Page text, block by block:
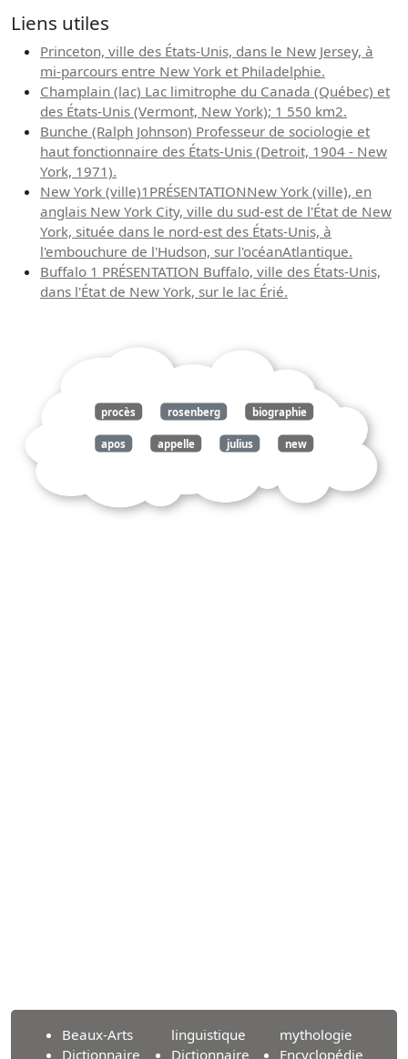
Liens utiles
Princeton, ville des États-Unis, dans le New Jersey, à
mi-parcours entre New York et Philadelphie.
Champlain (lac) Lac limitrophe du Canada (Québec) et
des États-Unis (Vermont, New York); 1 550 km2.
Bunche (Ralph Johnson) Professeur de sociologie et
haut fonctionnaire des États-Unis (Detroit, 1904 - New
York, 1971).
New York (ville)1PRÉSENTATIONNew York (ville), en
anglais New York City, ville du sud-est de l'État de New
York, située dans le nord-est des États-Unis, à
l'embouchure de l'Hudson, sur l'océanAtlantique.
Buffalo 1 PRÉSENTATION Buffalo, ville des États-Unis,
dans l'État de New York, sur le lac Érié.
procès rosenberg biographie
apos appelle julius new
famille juive
Beaux-Arts
Dictionnaire
linguistique
Dictionnaire
mythologie
Encyclopédie